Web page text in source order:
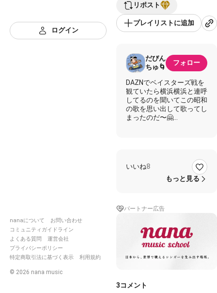
ログイン
nanaについて
お問い合わせ
コミュニティガイドライン
よくある質問
運営会社
プライバシーポリシー
特定商取引法に基づく表示
利用規約
© 2026 nana music
リポスト
プレイリストに追加
だびん
ちゅ🌀
フォロー
DAZNでベイスターズ戦を
観ていたら横浜横浜と連呼
してるのを聞いてこの昭和
の歌を思い出して歌ってし
まったのだ〜🤗
追いかけてヨコハマ あの
ひとが逃げる
残した すてゼリフに誰か
この街をほめたことだけが
旅の仕度をしたひとばかり
どうしてこんなに通るので
しょう
いいね8
もっと見る
パートナー広告
3コメント